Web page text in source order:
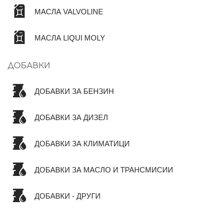
МАСЛА VALVOLINE
МАСЛА LIQUI MOLY
ДОБАВКИ
ДОБАВКИ ЗА БЕНЗИН
ДОБАВКИ ЗА ДИЗЕЛ
ДОБАВКИ ЗА КЛИМАТИЦИ
ДОБАВКИ ЗА МАСЛО И ТРАНСМИСИИ
ДОБАВКИ - ДРУГИ